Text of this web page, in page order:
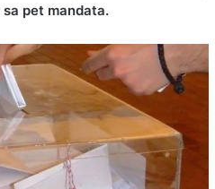
sa pet mandata.